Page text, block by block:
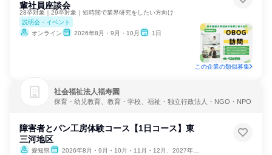
輩社員座談会
28卒対象｜29卒対象｜短時間で業界研究をしたい方向け
説明会・イベント
オンライン
2026年8月・9月・10月 1日
この企業の類似募集
社会福祉法人福寿園
保育・幼児教育、教育・学校、福祉・独立行政法人・NGO・NPO
障害者とパン工房体験コース【1日コース】東
三河地区
愛知県
2026年8月・9月・10月・11月・12月、2027年1月・2月